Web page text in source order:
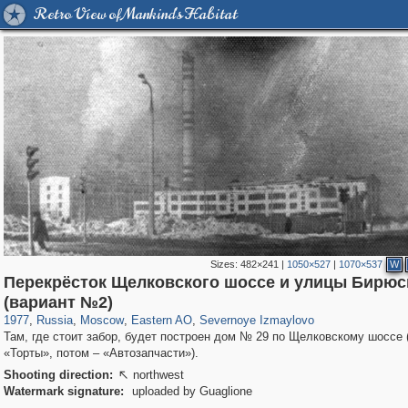
Retro View of Mankind's Habitat
Sizes:482×241 | 1050×527 | 1070×537 W
Перекрёсток Щелковского шоссе и улицы
(вариант №2)
1977, Russia
1,406,840
, Moscow
319,864 8,286
, Eastern AO
20,939
, Severnoye Izmaylovo
Там, где стоит забор, будет построен дом № 29 по Щелковскому шоссе
«Торты», потом – «Автозапчасти»).
Shooting direction:  northwest
Watermark signature:
uploaded by Guaglione